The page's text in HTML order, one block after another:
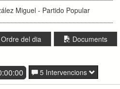
Miguel - Partido Popular
Ordre del dia Documents
5 Intervencions